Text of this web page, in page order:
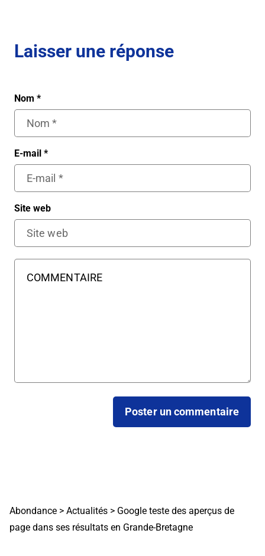
Laisser une réponse
Nom *
E-mail *
Site web
Abondance > Actualités > Google teste des aperçus de
page dans ses résultats en Grande-Bretagne